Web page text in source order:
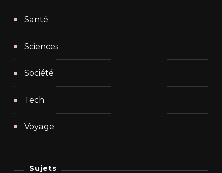
Santé
Sciences
Société
Tech
Voyage
Sujets